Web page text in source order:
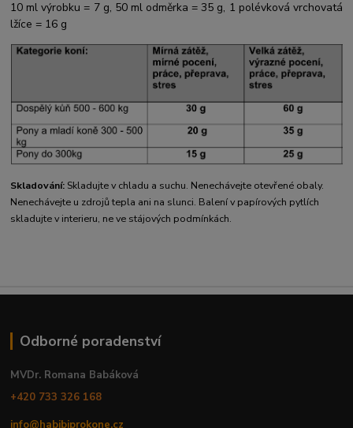
10 ml výrobku = 7 g, 50 ml odměrka = 35 g, 1 polévková vrchovatá
lžíce = 16 g
Skladování: Skladujte v chladu a suchu. Nenechávejte otevřené obaly.
Nenechávejte u zdrojů tepla ani na slunci. Balení v papírových pytlích
skladujte v interieru, ne ve stájových podmínkách.
Odborné poradenství
MVDr. Romana Babáková
+420 733 326 168
info@habibiprokone.cz